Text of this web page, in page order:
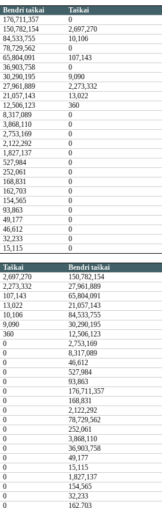
Bendri taškai
Taškai
176,711,357
0
150,782,154
2,697,270
84,533,755
10,106
78,729,562
0
65,804,091
107,143
36,903,758
0
30,290,195
9,090
27,961,889
2,273,332
21,057,143
13,022
12,506,123
360
8,317,089
0
3,868,110
0
2,753,169
0
2,122,292
0
1,827,137
0
527,984
0
252,061
0
168,831
0
162,703
0
154,565
0
93,863
0
49,177
0
46,612
0
32,233
0
15,115 0
Taškai
Bendri taškai
2,697,270
150,782,154
2,273,332
27,961,889
107,143
65,804,091
13,022
21,057,143
10,106
84,533,755
9,090
30,290,195
360
12,506,123
0
2,753,169
0
8,317,089
0
46,612
0
527,984
0
93,863
0
176,711,357
0
168,831
0
2,122,292
0
78,729,562
0
252,061
0
3,868,110
0
36,903,758
0
49,177
0
15,115
0
1,827,137
0
154,565
0
32,233
0 162,703